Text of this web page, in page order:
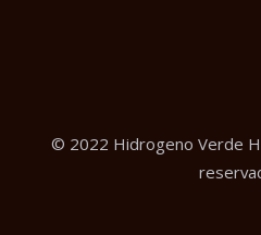
© 2022 Hidrogeno Verde